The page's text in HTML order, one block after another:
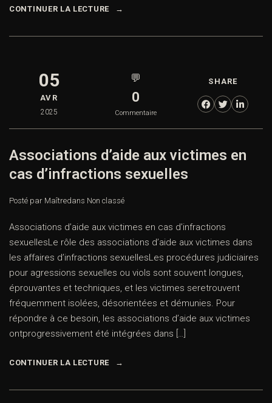
CONTINUER LA LECTURE
05
AVR
2025
💬
0
Commentaire
SHARE
Associations d’aide aux victimes en
cas d’infractions sexuelles
Posté par Maîtredans Non classé
Associations d’aide aux victimes en cas d’infractions
sexuellesLe rôle des associations d’aide aux victimes dans
les affaires d’infractions sexuellesLes procédures judiciaires
pour agressions sexuelles ou viols sont souvent longues,
éprouvantes et techniques, et les victimes seretrouvent
fréquemment isolées, désorientées et démunies. Pour
répondre à ce besoin, les associations d’aide aux victimes
ontprogressivement été intégrées dans […]
CONTINUER LA LECTURE